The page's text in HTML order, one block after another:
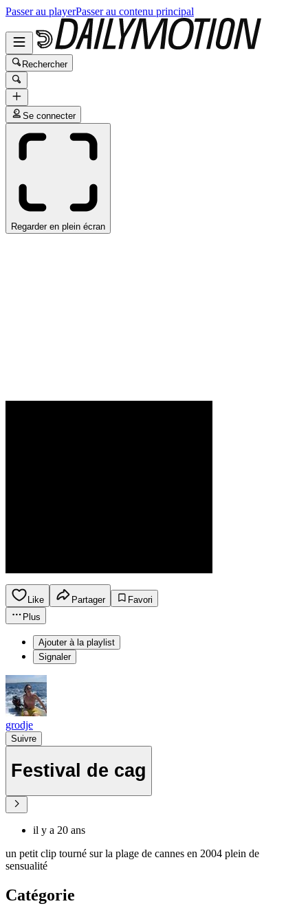
Passer au playerPasser au contenu principal
Rechercher
Se connecter
Regarder en plein écran
Like Partager
Favori
Plus
Ajouter à la playlist
Signaler
grodje
Suivre
Festival de cag
il y a 20 ans
un petit clip tourné sur la plage de cannes en 2004 plein de
sensualité
Catégorie